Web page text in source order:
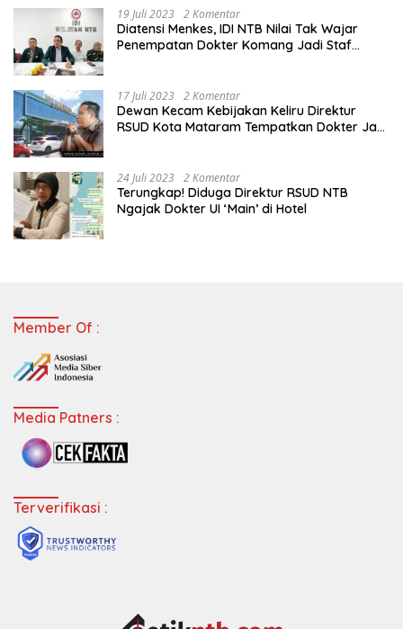
19 Juli 2023 2 Komentar
Diatensi Menkes, IDI NTB Nilai Tak Wajar
Penempatan Dokter Komang Jadi Staf
17 Juli 2023 2 Komentar
Dewan Kecam Kebijakan Keliru Direktur
RSUD Kota Mataram Tempatkan Dokter Jadi
24 Juli 2023 2 Komentar
Terungkap! Diduga Direktur RSUD NTB
Ngajak Dokter UI ‘Main’ di Hotel
Member Of :
Media Patners :
Terverifikasi :